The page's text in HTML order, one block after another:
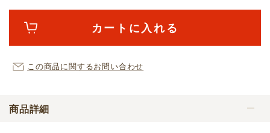
カートに入れる
この商品に関するお問い合わせ
商品詳細